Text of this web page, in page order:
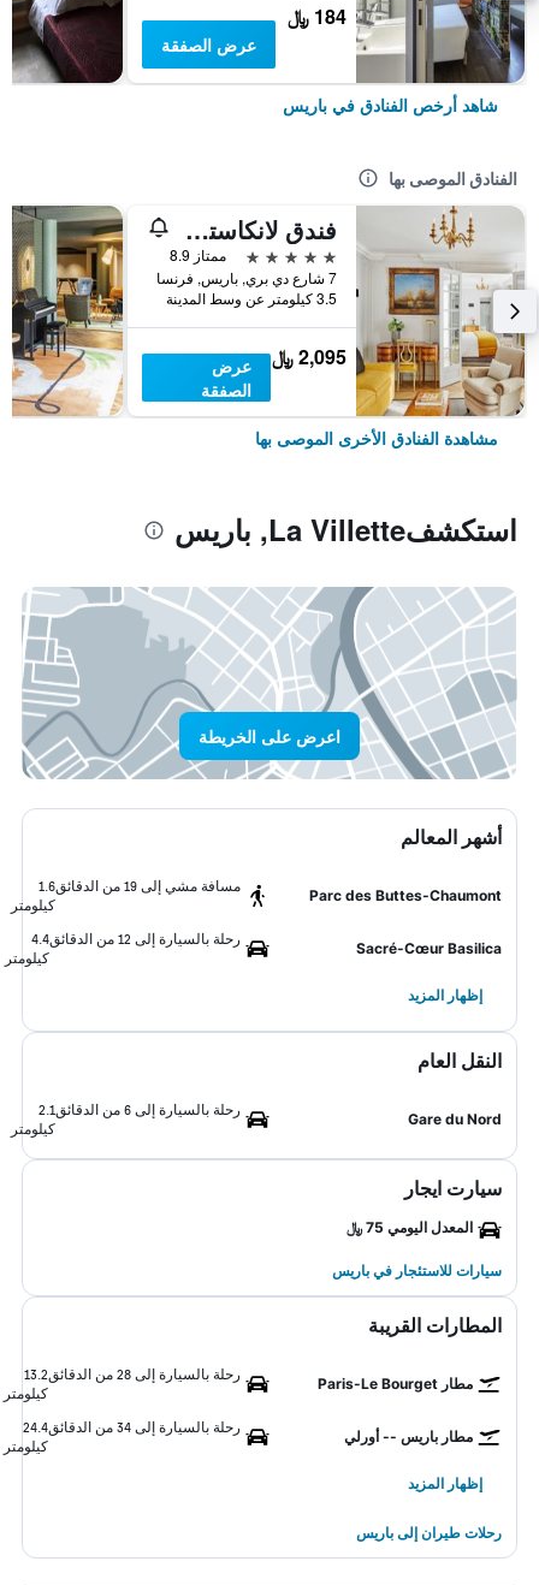
184 ﷼
عرض الصفقة
شاهد أرخص الفنادق في باريس
الفنادق الموصى بها
فندق لانكاستر باريس شانزليزيه
5 نجوم
ممتاز 8.9
7 شارع دي بري, باريس, فرنسا
3.5 كيلومتر عن وسط المدينة
2,095 ﷼
عرض
الصفقة
مشاهدة الفنادق الأخرى الموصى بها
استكشفLa Villette, باريس
اعرض على الخريطة
أشهر المعالم
Parc des Buttes-Chaumont
مسافة مشي إلى 19 من الدقائق
1.6
كيلومتر
Sacré-Cœur Basilica
رحلة بالسيارة إلى 12 من الدقائق
4.4
كيلومتر
إظهار المزيد
النقل العام
Gare du Nord
رحلة بالسيارة إلى 6 من الدقائق
2.1
كيلومتر
سيارت ايجار
المعدل اليومي 75 ﷼
سيارات للاستئجار في باريس
المطارات القريبة
مطار Paris-Le Bourget
رحلة بالسيارة إلى 28 من الدقائق
13.2
كيلومتر
مطار باريس -- أورلي
رحلة بالسيارة إلى 34 من الدقائق
24.4
كيلومتر
إظهار المزيد
رحلات طيران إلى باريس